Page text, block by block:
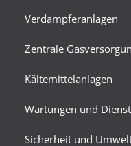
Verdampferanlagen
Zentrale
Kältemittelanlagen
Wartungen und
Sicherheit und